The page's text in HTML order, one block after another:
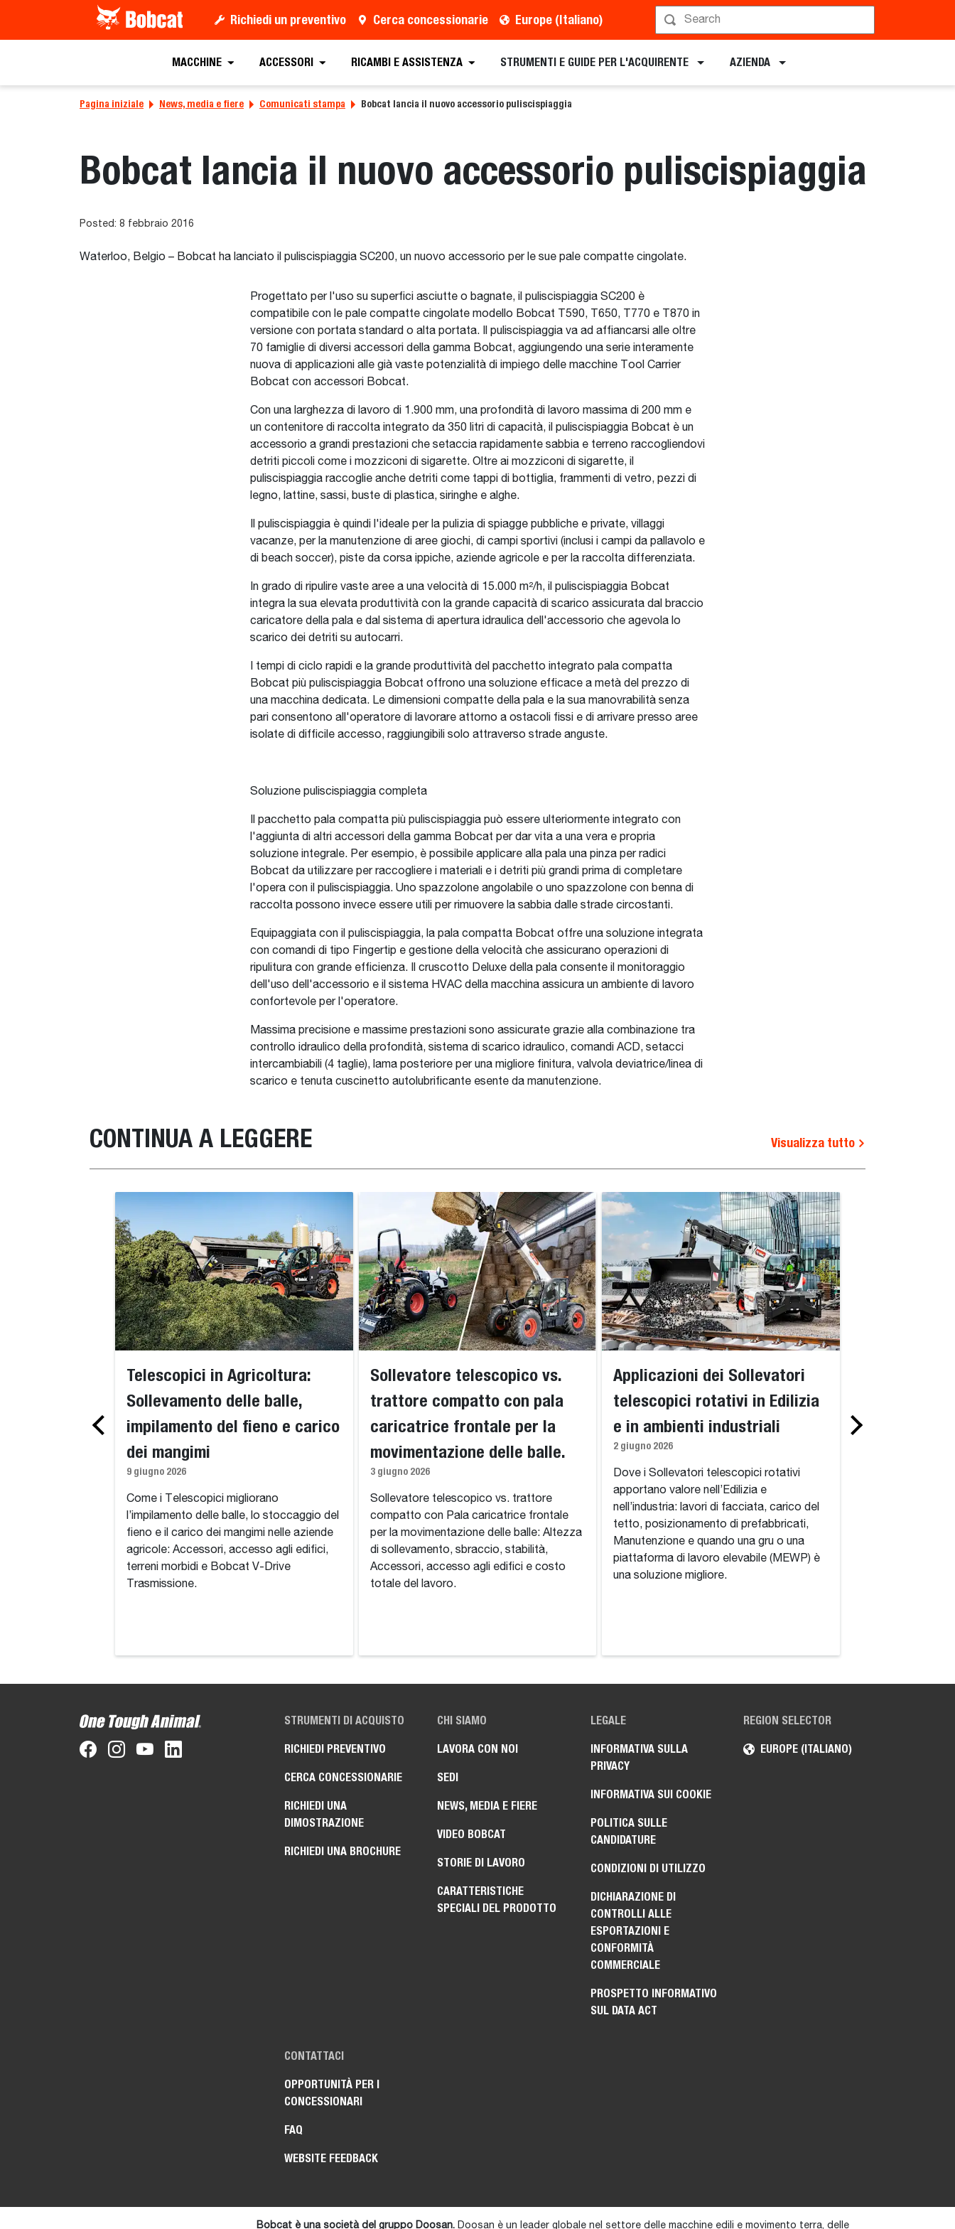
Richiedi un preventivo Cerca concessionarie Europe (Italiano)
MACCHINE ACCESSORI RICAMBI E ASSISTENZA STRUMENTI E GUIDE PER L'ACQUIRENTE AZIENDA
Pagina iniziale News, media e fiere Comunicati stampa Bobcat lancia il nuovo accessorio puliscispiaggia
Bobcat lancia il nuovo accessorio puliscispiaggia
Posted: 8 febbraio 2016
Waterloo, Belgio – Bobcat ha lanciato il puliscispiaggia SC200, un nuovo accessorio per le sue pale compatte cingolate.
Progettato per l'uso su superfici asciutte o bagnate, il puliscispiaggia SC200 è
compatibile con le pale compatte cingolate modello Bobcat T590, T650, T770 e T870 in
versione con portata standard o alta portata. Il puliscispiaggia va ad affiancarsi alle oltre
70 famiglie di diversi accessori della gamma Bobcat, aggiungendo una serie interamente
nuova di applicazioni alle già vaste potenzialità di impiego delle macchine Tool Carrier
Bobcat con accessori Bobcat.
Con una larghezza di lavoro di 1.900 mm, una profondità di lavoro massima di 200 mm e
un contenitore di raccolta integrato da 350 litri di capacità, il puliscispiaggia Bobcat è un
accessorio a grandi prestazioni che setaccia rapidamente sabbia e terreno raccogliendovi
detriti piccoli come i mozziconi di sigarette. Oltre ai mozziconi di sigarette, il
puliscispiaggia raccoglie anche detriti come tappi di bottiglia, frammenti di vetro, pezzi di
legno, lattine, sassi, buste di plastica, siringhe e alghe.
Il puliscispiaggia è quindi l'ideale per la pulizia di spiagge pubbliche e private, villaggi
vacanze, per la manutenzione di aree giochi, di campi sportivi (inclusi i campi da pallavolo e
di beach soccer), piste da corsa ippiche, aziende agricole e per la raccolta differenziata.
In grado di ripulire vaste aree a una velocità di 15.000 m²/h, il puliscispiaggia Bobcat
integra la sua elevata produttività con la grande capacità di scarico assicurata dal braccio
caricatore della pala e dal sistema di apertura idraulica dell'accessorio che agevola lo
scarico dei detriti su autocarri.
I tempi di ciclo rapidi e la grande produttività del pacchetto integrato pala compatta
Bobcat più puliscispiaggia Bobcat offrono una soluzione efficace a metà del prezzo di
una macchina dedicata. Le dimensioni compatte della pala e la sua manovrabilità senza
pari consentono all'operatore di lavorare attorno a ostacoli fissi e di arrivare presso aree
isolate di difficile accesso, raggiungibili solo attraverso strade anguste.
Soluzione puliscispiaggia completa
Il pacchetto pala compatta più puliscispiaggia può essere ulteriormente integrato con
l'aggiunta di altri accessori della gamma Bobcat per dar vita a una vera e propria
soluzione integrale. Per esempio, è possibile applicare alla pala una pinza per radici
Bobcat da utilizzare per raccogliere i materiali e i detriti più grandi prima di completare
l'opera con il puliscispiaggia. Uno spazzolone angolabile o uno spazzolone con benna di
raccolta possono invece essere utili per rimuovere la sabbia dalle strade circostanti.
Equipaggiata con il puliscispiaggia, la pala compatta Bobcat offre una soluzione integrata
con comandi di tipo Fingertip e gestione della velocità che assicurano operazioni di
ripulitura con grande efficienza. Il cruscotto Deluxe della pala consente il monitoraggio
dell'uso dell'accessorio e il sistema HVAC della macchina assicura un ambiente di lavoro
confortevole per l'operatore.
Massima precisione e massime prestazioni sono assicurate grazie alla combinazione tra
controllo idraulico della profondità, sistema di scarico idraulico, comandi ACD, setacci
intercambiabili (4 taglie), lama posteriore per una migliore finitura, valvola deviatrice/linea di
scarico e tenuta cuscinetto autolubrificante esente da manutenzione.
CONTINUA A LEGGERE Visualizza tutto
Telescopici in Agricoltura:
Sollevamento delle balle,
impilamento del fieno e carico
dei mangimi
9 giugno 2026
Come i Telescopici migliorano
l’impilamento delle balle, lo stoccaggio del
fieno e il carico dei mangimi nelle aziende
agricole: Accessori, accesso agli edifici,
terreni morbidi e Bobcat V-Drive
Trasmissione.
Sollevatore telescopico vs.
trattore compatto con pala
caricatrice frontale per la
movimentazione delle balle.
3 giugno 2026
Sollevatore telescopico vs. trattore
compatto con Pala caricatrice frontale
per la movimentazione delle balle: Altezza
di sollevamento, sbraccio, stabilità,
Accessori, accesso agli edifici e costo
totale del lavoro.
Applicazioni dei Sollevatori
telescopici rotativi in Edilizia
e in ambienti industriali
2 giugno 2026
Dove i Sollevatori telescopici rotativi
apportano valore nell’Edilizia e
nell’industria: lavori di facciata, carico del
tetto, posizionamento di prefabbricati,
Manutenzione e quando una gru o una
piattaforma di lavoro elevabile (MEWP) è
una soluzione migliore.
spiegazione
REGION SELECTOR
EUROPE (ITALIANO)
STRUMENTI DI ACQUISTO
RICHIEDI PREVENTIVO
CERCA CONCESSIONARIE
RICHIEDI UNA
DIMOSTRAZIONE
RICHIEDI UNA BROCHURE
CHI SIAMO
LAVORA CON NOI
SEDI
NEWS, MEDIA E FIERE
VIDEO BOBCAT
STORIE DI LAVORO
CARATTERISTICHE
SPECIALI DEL PRODOTTO
LEGALE
INFORMATIVA SULLA
PRIVACY
INFORMATIVA SUI COOKIE
POLITICA SULLE
CANDIDATURE
CONDIZIONI DI UTILIZZO
DICHIARAZIONE DI
CONTROLLI ALLE
ESPORTAZIONI E
CONFORMITÀ
COMMERCIALE
PROSPETTO INFORMATIVO
SUL DATA ACT
CONTATTACI
OPPORTUNITÀ PER I
CONCESSIONARI
FAQ
WEBSITE FEEDBACK
Bobcat è una società del gruppo Doosan. Doosan è un leader globale nel settore delle macchine edili e movimento terra, delle